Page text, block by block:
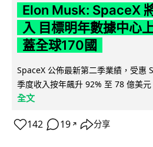
Elon Musk: SpaceX
入 目標明年數據中心
蓋全球170國
SpaceX 公佈最新第二季業績，受惠
季度收入按年飆升 92% 至 78 億美
全文
142 19 ↗ 分享